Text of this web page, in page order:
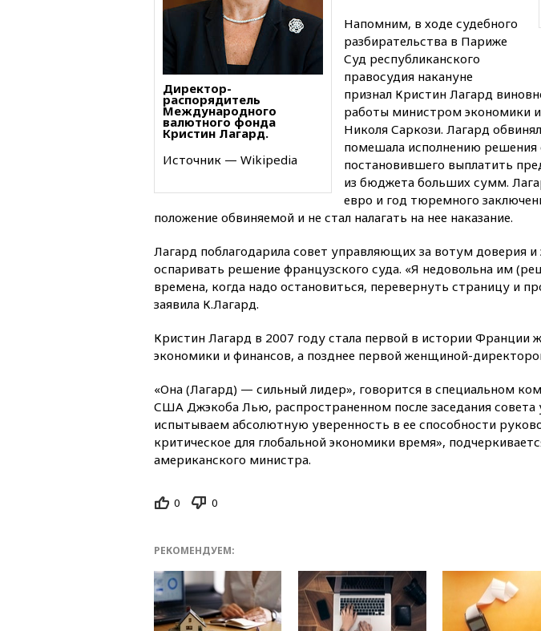
Директор-
распорядитель
Международного
валютного фонда
Кристин Лагард.
Источник — Wikipedia
Напомним, в ходе судебного
разбирательства в Париже
Суд республиканского
правосудия накануне
признал Кристин Лагард
работы министром экономики
Николя Саркози. Лагард
помешала исполнению решения
постановившего выплатить
из бюджета больших сумм.
евро и год тюремного
положение обвиняемой и не стал налагать на нее наказание.
Лагард поблагодарила совет управляющих за вотум доверия и
оспаривать решение французского суда. «Я недовольна им
времена, когда надо остановиться, перевернуть страницу и
заявила К.Лагард.
Кристин Лагард в 2007 году стала первой в истории
экономики и финансов, а позднее первой женщиной-
«Она (Лагард) — сильный лидер», говорится в специальном
США Джэкоба Лью, распространенном после заседания
испытываем абсолютную уверенность в ее способности
критическое для глобальной экономики время»,
американского министра.
0 0
РЕКОМЕНДУЕМ: